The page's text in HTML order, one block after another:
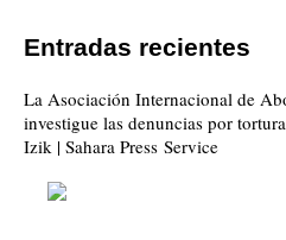
Entradas recientes
La Asociación Internacional de
investigue las denuncias por
Izik | Sahara Press Service